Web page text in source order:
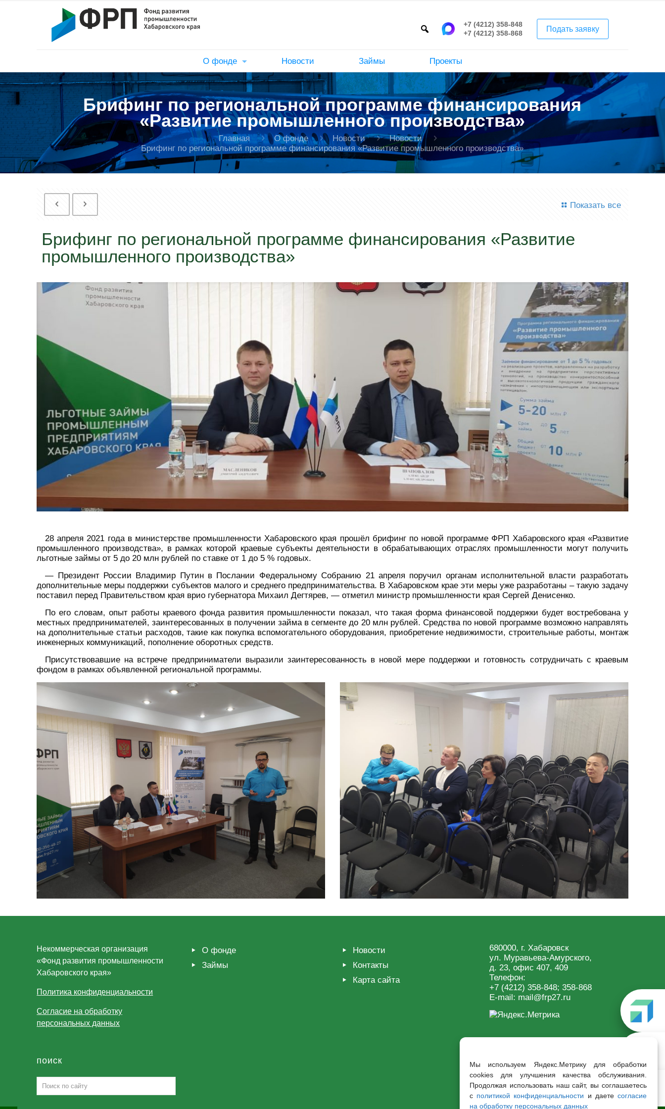
Мы используем Яндекс.Метрику для обработки
cookies для улучшения качества обслуживания.
Продолжая использовать наш сайт, вы соглашаетесь
с политикой конфиденциальности и даетесогласие
на обработку персональных данных
О фонде Новости Займы Проекты
+7 (4212) 358-848
+7 (4212) 358-868
Подать заявку
Брифинг по региональной программе финансирования
«Развитие промышленного производства»
Главная О фонде Новости
Новости
Брифинг по региональной программе финансирования «Развитие промышленного производства»
Показать все
Брифинг по региональной программе финансирования «Развитие
промышленного производства»
28 апреля 2021 года в министерстве промышленности Хабаровского края прошёл брифинг по новой программе ФРП Хабаровского края «Развитие
промышленного производства», в рамках которой краевые субъекты деятельности в обрабатывающих отраслях промышленности могут получить
льготные займы от 5 до 20 млн рублей по ставке от 1 до 5 % годовых.
— Президент России Владимир Путин в Послании Федеральному Собранию 21 апреля поручил органам исполнительной власти разработать
дополнительные меры поддержки субъектов малого и среднего предпринимательства. В Хабаровском крае эти меры уже разработаны – такую задачу
поставил перед Правительством края врио губернатора Михаил Дегтярев, — отметил министр промышленности края Сергей Денисенко.
По его словам, опыт работы краевого фонда развития промышленности показал, что такая форма финансовой поддержки будет востребована у
местных предпринимателей, заинтересованных в получении займа в сегменте до 20 млн рублей. Средства по новой программе возможно направлять
на дополнительные статьи расходов, такие как покупка вспомогательного оборудования, приобретение недвижимости, строительные работы, монтаж
инженерных коммуникаций, пополнение оборотных средств.
Присутствовавшие на встрече предприниматели выразили заинтересованность в новой мере поддержки и готовность сотрудничать с краевым
фондом в рамках объявленной региональной программы.
Некоммерческая организация
«Фонд развития промышленности
Хабаровского края»
Политика конфиденциальности
Согласие на обработку
персональных данных
поиск
О фонде
Займы
Новости
Контакты
Карта сайта
680000, г. Хабаровск
ул. Муравьева-Амурского,
д. 23, офис 407, 409
Телефон:
+7 (4212) 358-848; 358-868
E-mail: mail@frp27.ru